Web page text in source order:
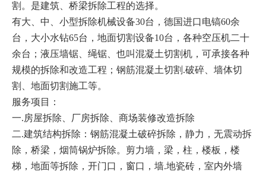
割。是建筑、桥梁拆除工程的选择。
有大、中、小型拆除机械设备30台，德国进口电镐60余
台，大小水钻65台，地面切割设备10台，各种空压机二十
余台；液压墙锯、绳锯、也叫混凝土切割机，可承接各种
规模的拆除和改造工程；钢筋混凝土切割.破碎、墙体切
割、地面切割施工等。
服务项目：
一.房屋拆除、厂房拆除、商场装修改造拆除
二.建筑结构拆除：钢筋混凝土破碎拆除，静力，无震动拆
除，桥梁，烟筒锅炉拆除。剪力墙，梁，柱，楼板，楼
梯，地面等拆除，开门口，窗口，墙.地瓷砖，室内外墙